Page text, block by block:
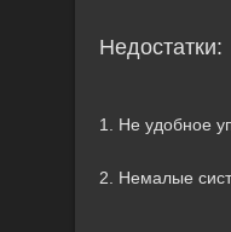
Недостатки:
1. Не удобное
2. Немалые